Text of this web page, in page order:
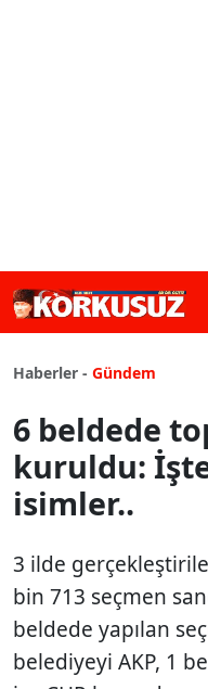
Haberler - Gündem
6 beldede
kuruldu:
isimler..
3 ilde
bin 713 seçmen
beldede yapılan
belediyeyi AKP, 1